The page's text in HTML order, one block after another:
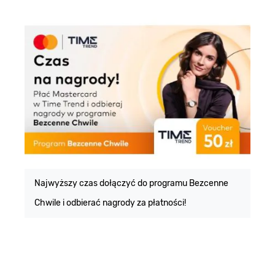
Najwyższy czas dołączyć do programu Bezcenne
Chwile i odbierać nagrody za płatności!